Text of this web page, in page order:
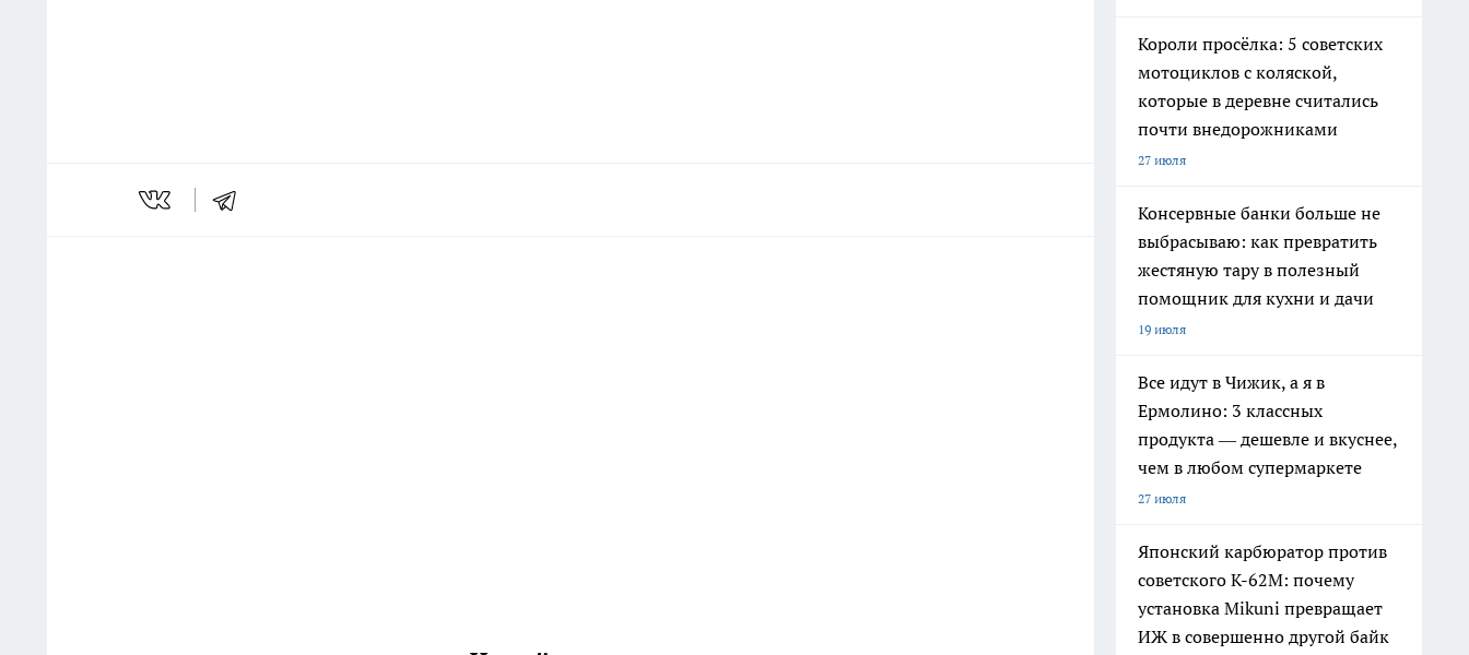
Короли просёлка: 5 советских
мотоциклов с коляской,
которые в деревне считались
почти внедорожниками
27 июля
Консервные банки больше не
выбрасываю: как превратить
жестяную тару в полезный
помощник для кухни и дачи
19 июля
Все идут в Чижик, а я в
Ермолино: 3 классных
продукта — дешевле и вкуснее,
чем в любом супермаркете
27 июля
Японский карбюратор против
советского К-62М: почему
установка Mikuni превращает
ИЖ в совершенно другой байк